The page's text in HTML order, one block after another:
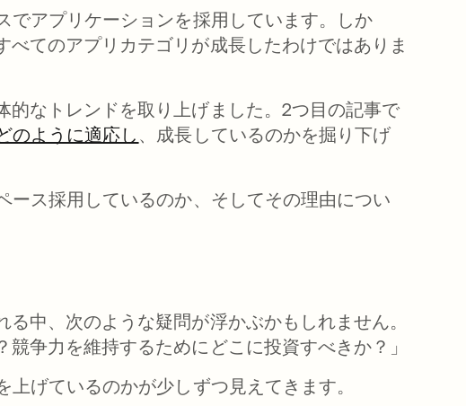
でアプリケーションを採用しています。しか
てのアプリカテゴリが成長したわけではありま
で開く
的なトレンドを取り上げました。2つ目の記事で
のように適応し 新しいタブで開く
、成長しているのかを掘り下げ
ース採用しているのか、そしてその理由につい
中、次のような疑問が浮かぶかもしれません。
争力を維持するためにどこに投資すべきか？」
げているのかが少しずつ見えてきます。